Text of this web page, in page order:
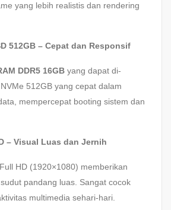
yang lebih realistis dan rendering
512GB – Cepat dan Responsif
DDR5 16GB yang dapat di-
512GB yang cepat dalam
mempercepat booting sistem dan
– Visual Luas dan Jernih
HD (1920×1080) memberikan
pandang luas. Sangat cocok
multimedia sehari-hari.